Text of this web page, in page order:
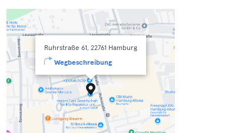
Ruhrstraße 61, 22761 Hamburg
Wegbeschreibung